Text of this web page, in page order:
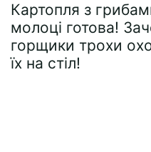
Картопля з
молоці готова!
горщики трохи
їх на стіл!